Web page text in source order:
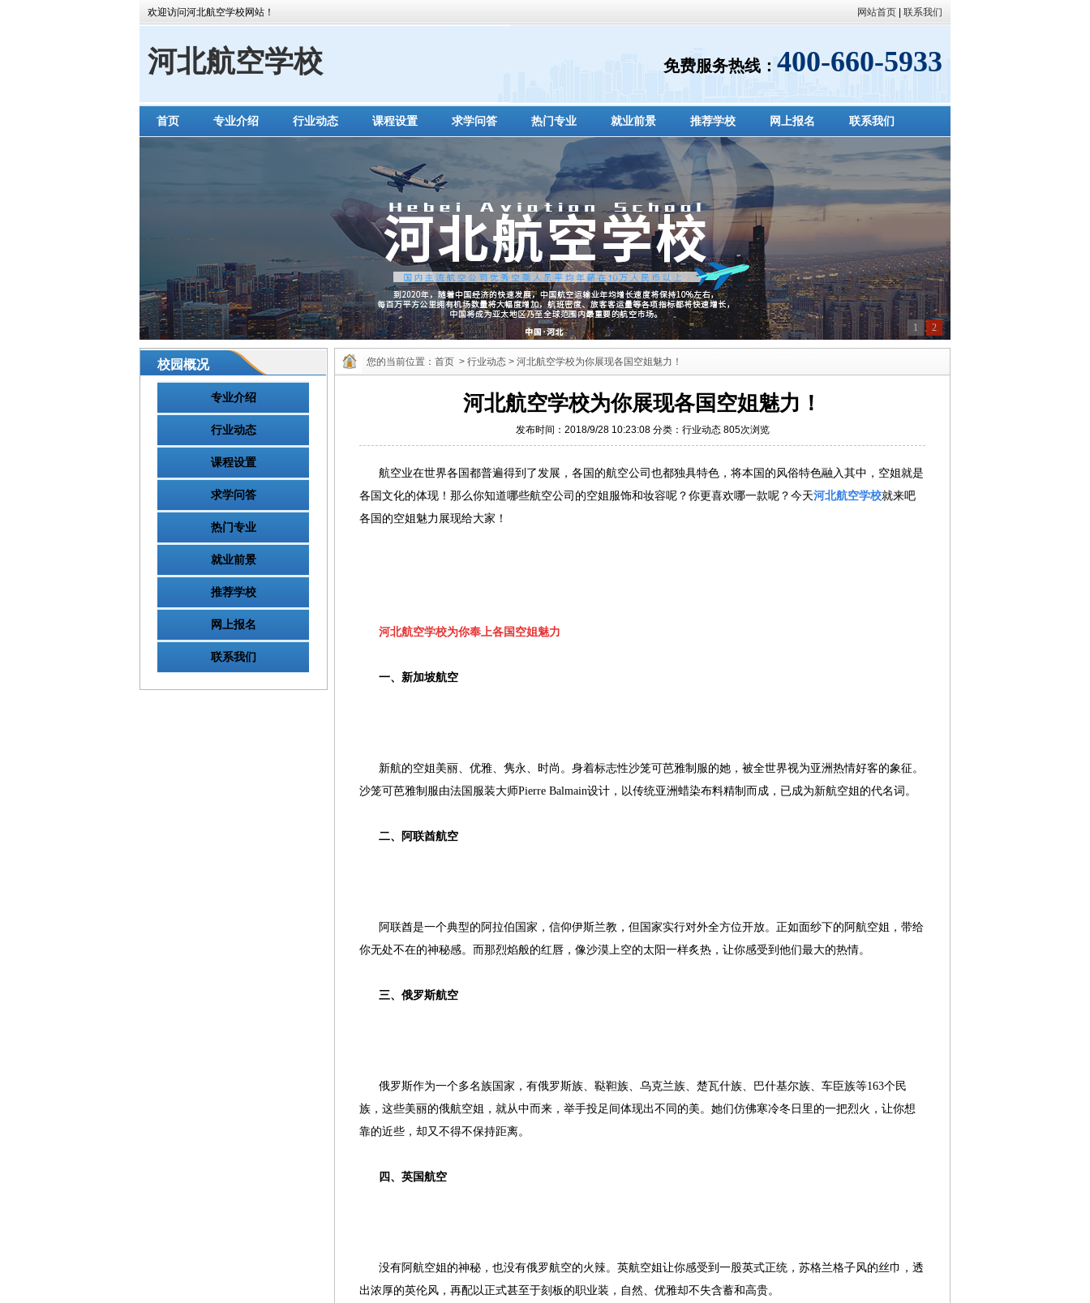
欢迎访问河北航空学校网站！ 网站首页 联系我们
河北航空学校 免费服务热线： 400-660-5933
首页 专业介绍 行业动态 课程设置 求学问答 热门专业 就业前景 推荐学校 网上报名 联系我们
1 2
校园概况
专业介绍
行业动态
课程设置
求学问答
热门专业
就业前景
推荐学校
网上报名
联系我们
您的当前位置： 首页 > 行业动态 > 河北航空学校为你展现各国空姐魅力！
河北航空学校为你展现各国空姐魅力！
发布时间：2018/9/28 10:23:08 分类：行业动态 805次浏览
航空业在世界各国都普遍得到了发展，各国的航空公司也都独具特色，将本国的风俗特色融入其中，空姐就是
各国文化的体现！那么你知道哪些航空公司的空姐服饰和妆容呢？你更喜欢哪一款呢？今天河北航空学校就来吧
各国的空姐魅力展现给大家！
河北航空学校为你奉上各国空姐魅力
一、 新加坡航空
新航的空姐美丽、优雅、隽永、时尚。身着标志性沙笼可芭雅制服的她，被全世界视为亚洲热情好客的象征。
沙笼可芭雅制服由法国服装大师Pierre Balmain设计，以传统亚洲蜡染布料精制而成，已成为新航空姐的代名词。
二、 阿联酋航空
阿联酋是一个典型的阿拉伯国家，信仰伊斯兰教，但国家实行对外全方位开放。正如面纱下的阿航空姐，带给
你无处不在的神秘感。而那烈焰般的红唇，像沙漠上空的太阳一样炙热，让你感受到他们最大的热情。
三、 俄罗斯航空
俄罗斯作为一个多名族国家，有俄罗斯族、鞑靼族、乌克兰族、楚瓦什族、巴什基尔族、车臣族等163个民
族，这些美丽的俄航空姐，就从中而来，举手投足间体现出不同的美。她们仿佛寒冷冬日里的一把烈火，让你想
靠的近些，却又不得不保持距离。
四、 英国航空
没有阿航空姐的神秘，也没有俄罗航空的火辣。英航空姐让你感受到一股英式正统，苏格兰格子风的丝巾，透
出浓厚的英伦风，再配以正式甚至于刻板的职业装，自然、优雅却不失含蓄和高贵。